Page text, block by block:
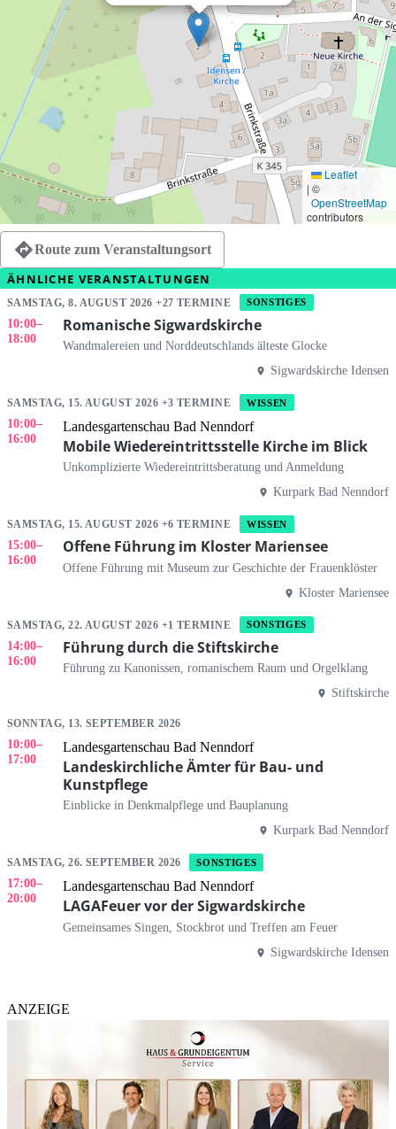
Leaflet
| ©
OpenStreetMap
contributors
Route zum Veranstaltungsort
ÄHNLICHE VERANSTALTUNGEN
SAMSTAG, 8. AUGUST 2026 +27 TERMINE SONSTIGES
10:00–
18:00
Romanische Sigwardskirche
Wandmalereien und Norddeutschlands älteste Glocke
Sigwardskirche Idensen
SAMSTAG, 15. AUGUST 2026 +3 TERMINE WISSEN
10:00–
16:00
Landesgartenschau Bad Nenndorf
Mobile Wiedereintrittsstelle Kirche im Blick
Unkomplizierte Wiedereintrittsberatung und Anmeldung
Kurpark Bad Nenndorf
SAMSTAG, 15. AUGUST 2026 +6 TERMINE WISSEN
15:00–
16:00
Offene Führung im Kloster Mariensee
Offene Führung mit Museum zur Geschichte der Frauenklöster
Kloster Mariensee
SAMSTAG, 22. AUGUST 2026 +1 TERMINE SONSTIGES
14:00–
16:00
Führung durch die Stiftskirche
Führung zu Kanonissen, romanischem Raum und Orgelklang
Stiftskirche
SONNTAG, 13. SEPTEMBER 2026
10:00–
17:00
Landesgartenschau Bad Nenndorf
Landeskirchliche Ämter für Bau- und
Kunstpflege
Einblicke in Denkmalpflege und Bauplanung
Kurpark Bad Nenndorf
SAMSTAG, 26. SEPTEMBER 2026 SONSTIGES
17:00–
20:00
Landesgartenschau Bad Nenndorf
LAGAFeuer vor der Sigwardskirche
Gemeinsames Singen, Stockbrot und Treffen am Feuer
Sigwardskirche Idensen
ANZEIGE